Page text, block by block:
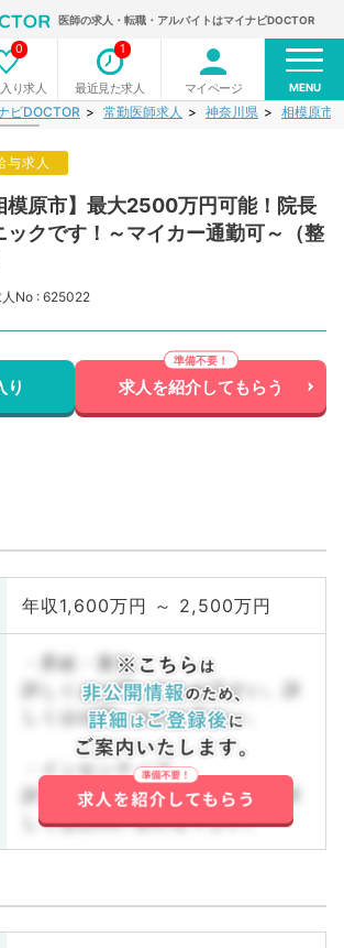
医師の求人・転職・アルバイトはマイナビDOCTOR
り求人
0
最近見た求人
1
マイページ MENU
ビDOCTOR 常勤医師求人 神奈川県 相模原市
与求人
模原市】最大2500万円可能！院長
ックです！～マイカー通勤可～（整
人No : 625022
り 求人を紹介してもらう
年収1,600万円 ～ 2,500万円
・昇給・賞与
詳しくはお問い合わせ下さい。詳
しくはお問い合わせ下さい。
・インセンティブ
詳しくはお問い合わせ下さい。詳
しくはお問い合わせ下さい。